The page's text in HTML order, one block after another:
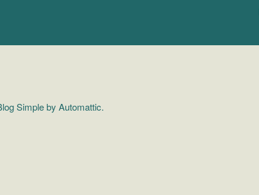
Simple by Automattic.